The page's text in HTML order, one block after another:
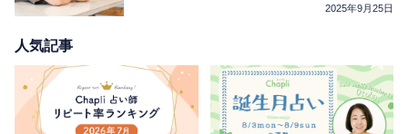
彼の気持ち
今週の運勢 彼氏 片思い 結婚
相性 復縁
2025年9月25日
人気記事